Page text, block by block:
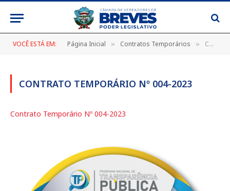
VOCÊ ESTÁ EM: Página Inicial » Contratos Temporários » Contrato Temporário Nº 004-2023
CONTRATO TEMPORÁRIO Nº 004-2023
Contrato Temporário Nº 004-2023